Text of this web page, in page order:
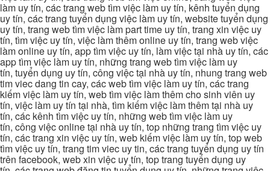
làm uy tín, các trang web tìm việc làm uy tín, kênh tuyển dụng
uy tín, các trang tuyển dụng việc làm uy tín, website tuyển dụng
uy tín, trang web tìm việc làm part time uy tín, trang xin việc uy
tín, tìm việc uy tín, việc làm thêm online uy tín, trang web việc
làm online uy tín, app tìm việc uy tín, làm việc tại nhà uy tín, các
app tìm việc làm uy tín, những trang web tìm việc làm uy
tín, tuyển dụng uy tín, công việc tại nhà uy tín, nhung trang web
tim viec dang tin cay, các web tìm việc làm uy tín, các trang
kiếm việc làm uy tín, web tìm việc làm thêm cho sinh viên uy
tín, việc làm uy tín tại nhà, tìm kiếm việc làm thêm tại nhà uy
tín, các kênh tìm việc uy tín, những web tìm việc làm uy
tín, công việc online tại nhà uy tín, top những trang tìm việc uy
tín, các trang xin việc uy tín, web kiếm việc làm uy tín, top web
tìm việc uy tín, trang tim viec uy tin, các trang tuyển dụng uy tín
trên facebook, web xin việc uy tín, top trang tuyển dụng uy